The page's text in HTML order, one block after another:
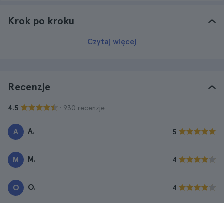
Krok po kroku
Czytaj więcej
Recenzje
4.5 · 930 recenzje
A A. 5
M M. 4
O O. 4